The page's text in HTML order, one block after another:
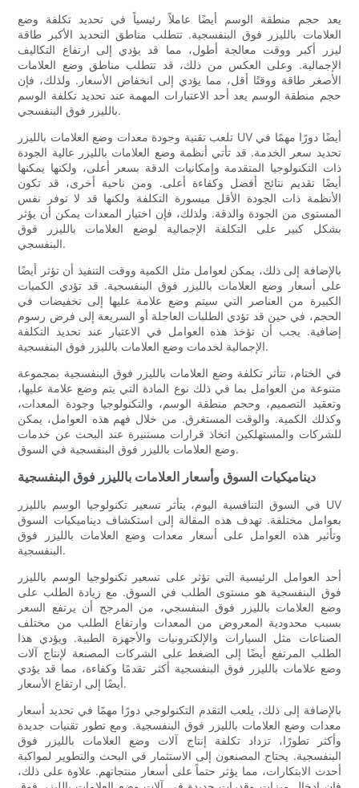
يعد حجم منطقة الوسم أيضًا عاملاً رئيسياً في تحديد تكلفة وضع
العلامات بالليزر فوق البنفسجية. تتطلب مناطق التحديد الأكبر طاقة
ليزر أكبر ووقت معالجة أطول، مما قد يؤدي إلى ارتفاع التكاليف
الإجمالية. وعلى العكس من ذلك، قد تتطلب مناطق وضع العلامات
الأصغر طاقة ووقتًا أقل، مما يؤدي إلى انخفاض الأسعار. ولذلك، فإن
حجم منطقة الوسم يعد أحد الاعتبارات المهمة عند تحديد تكلفة الوسم
بالليزر فوق البنفسجي.
تلعب تقنية وجودة معدات وضع العلامات بالليزر UV أيضًا دورًا مهمًا في
تحديد سعر الخدمة. قد تأتي أنظمة وضع العلامات بالليزر عالية الجودة
ذات التكنولوجيا المتقدمة وإمكانيات الدقة بسعر أعلى، ولكنها يمكنها
أيضًا تقديم نتائج أفضل وكفاءة أعلى. ومن ناحية أخرى، قد تكون
الأنظمة ذات الجودة الأقل ميسورة التكلفة ولكنها قد لا توفر نفس
المستوى من الجودة والدقة. ولذلك، فإن اختيار المعدات يمكن أن يؤثر
بشكل كبير على التكلفة الإجمالية لوضع العلامات بالليزر فوق
البنفسجي.
بالإضافة إلى ذلك، يمكن لعوامل مثل الكمية ووقت التنفيذ أن تؤثر أيضًا
على أسعار وضع العلامات بالليزر فوق البنفسجية. قد تؤدي الكميات
الكبيرة من العناصر التي سيتم وضع علامة عليها إلى تخفيضات في
الحجم، في حين قد تؤدي الطلبات العاجلة أو السريعة إلى فرض رسوم
إضافية. يجب أن تؤخذ هذه العوامل في الاعتبار عند تحديد التكلفة
الإجمالية لخدمات وضع العلامات بالليزر فوق البنفسجية.
في الختام، تتأثر تكلفة وضع العلامات بالليزر فوق البنفسجية بمجموعة
متنوعة من العوامل بما في ذلك نوع المادة التي يتم وضع علامة عليها،
وتعقيد التصميم، وحجم منطقة الوسم، والتكنولوجيا وجودة المعدات،
وكذلك الكمية. والوقت المستغرق. من خلال فهم هذه العوامل، يمكن
للشركات والمستهلكين اتخاذ قرارات مستنيرة عند البحث عن خدمات
وضع العلامات بالليزر فوق البنفسجية في السوق.
ديناميكيات السوق وأسعار العلامات بالليزر فوق البنفسجية
في السوق التنافسية اليوم، يتأثر تسعير تكنولوجيا الوسم بالليزر UV
بعوامل مختلفة. تهدف هذه المقالة إلى استكشاف ديناميكيات السوق
وتأثير هذه العوامل على أسعار معدات وضع العلامات بالليزر فوق
البنفسجية.
أحد العوامل الرئيسية التي تؤثر على تسعير تكنولوجيا الوسم بالليزر
فوق البنفسجية هو مستوى الطلب في السوق. مع زيادة الطلب على
وضع العلامات بالليزر فوق البنفسجي، من المرجح أن يرتفع السعر
بسبب محدودية المعروض من المعدات وارتفاع الطلب من مختلف
الصناعات مثل السيارات والإلكترونيات والأجهزة الطبية. ويؤدي هذا
الطلب المرتفع أيضًا إلى الضغط على الشركات المصنعة لإنتاج آلات
وضع علامات بالليزر فوق البنفسجية أكثر تقدمًا وكفاءة، مما قد يؤدي
أيضًا إلى ارتفاع الأسعار.
بالإضافة إلى ذلك، يلعب التقدم التكنولوجي دورًا مهمًا في تحديد أسعار
معدات وضع العلامات بالليزر فوق البنفسجية. ومع تطور تقنيات جديدة
وأكثر تطورًا، تزداد تكلفة إنتاج آلات وضع العلامات بالليزر فوق
البنفسجية. يحتاج المصنعون إلى الاستثمار في البحث والتطوير لمواكبة
أحدث الابتكارات، مما يؤثر حتماً على أسعار منتجاتهم. علاوة على ذلك،